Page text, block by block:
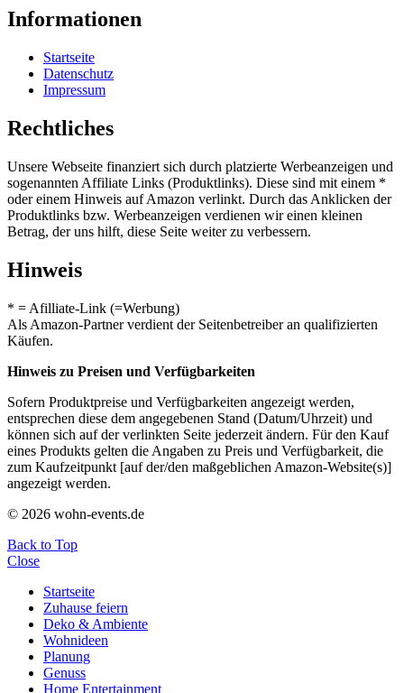
Informationen
Startseite
Datenschutz
Impressum
Rechtliches
Unsere Webseite finanziert sich durch platzierte Werbeanzeigen und
sogenannten Affiliate Links (Produktlinks). Diese sind mit einem *
oder einem Hinweis auf Amazon verlinkt. Durch das Anklicken der
Produktlinks bzw. Werbeanzeigen verdienen wir einen kleinen
Betrag, der uns hilft, diese Seite weiter zu verbessern.
Hinweis
* = Afilliate-Link (=Werbung)
Als Amazon-Partner verdient der Seitenbetreiber an qualifizierten
Käufen.
Hinweis zu Preisen und Verfügbarkeiten
Sofern Produktpreise und Verfügbarkeiten angezeigt werden,
entsprechen diese dem angegebenen Stand (Datum/Uhrzeit) und
können sich auf der verlinkten Seite jederzeit ändern. Für den Kauf
eines Produkts gelten die Angaben zu Preis und Verfügbarkeit, die
zum Kaufzeitpunkt [auf der/den maßgeblichen Amazon-Website(s)]
angezeigt werden.
© 2026 wohn-events.de
Back to Top
Close
Startseite
Zuhause feiern
Deko & Ambiente
Wohnideen
Planung
Genuss
Home Entertainment